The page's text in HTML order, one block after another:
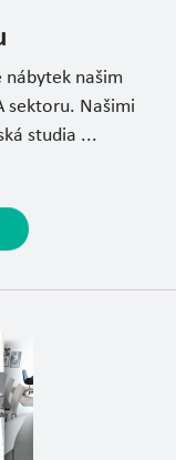
nábytek našim
sektoru. Našimi
studia ...